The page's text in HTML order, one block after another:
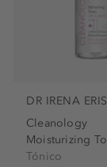
DR IRENA ERIS
Cleanology
Moisturizing
Tónico